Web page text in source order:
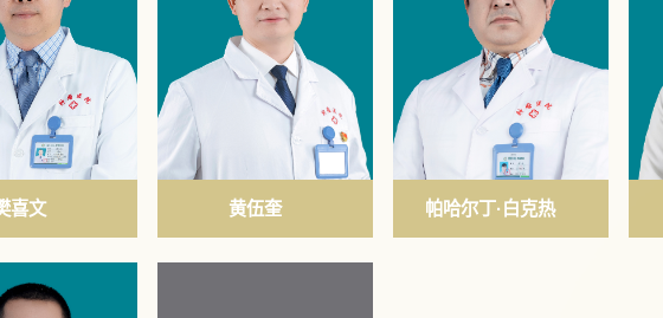
喜文 黄伍奎 帕哈尔丁·白克热